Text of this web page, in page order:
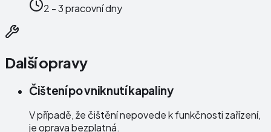
2 - 3 pracovní dny
Další opravy
Čištení po vniknutí kapaliny
V případě, že čištění nepovede k funkčnosti zařízení,
je oprava bezplatná.